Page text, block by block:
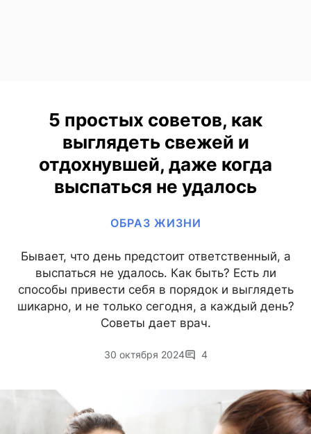
5 простых советов, как
выглядеть свежей и
отдохнувшей, даже когда
выспаться не удалось
ОБРАЗ ЖИЗНИ
Бывает, что день предстоит ответственный, а
выспаться не удалось. Как быть? Есть ли
способы привести себя в порядок и выглядеть
шикарно, и не только сегодня, а каждый день?
Советы дает врач.
30 октября 2024 4